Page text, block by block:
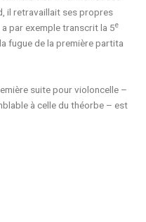
il retravaillait ses propres
par exemple transcrit la 5e
fugue de la première partita
suite pour violoncelle –
à celle du théorbe – est